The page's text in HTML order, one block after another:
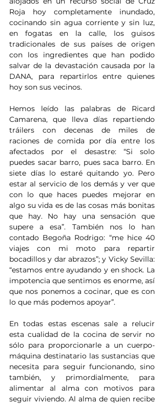
Roja hoy completamente inundado,
cocinando sin agua corriente y sin luz,
en fogatas en la calle, los guisos
tradicionales de sus países de origen
con los ingredientes que han podido
salvar de la devastación causada por la
DANA, para repartirlos entre quienes
hoy son sus vecinos.
Hemos leído las palabras de Ricard
Camarena, que lleva días repartiendo
tráilers con decenas de miles de
raciones de comida por día entre los
afectados por el desastre: “Si solo
puedes sacar barro, pues saca barro. En
siete días lo estaré quitando yo. Pero
estar al servicio de los demás y ver que
con lo que haces puedes mejorar en
algo su vida es de las cosas más bonitas
que hay. No hay una sensación que
supere a esa”. También nos lo han
contado Begoña Rodrigo: “me hice 40
viajes con mi moto para repartir
bocadillos y dar abrazos”; y Vicky Sevilla:
“estamos entre ayudando y en shock. La
impotencia que sentimos es enorme, así
que nos ponemos a cocinar, que es con
lo que más podemos apoyar”.
En todas estas escenas sale a relucir
esta cualidad de la cocina de servir no
sólo para proporcionarle a un cuerpo-
máquina destinatario las sustancias que
necesita para seguir funcionando, sino
también, y primordialmente, para
alimentar al alma con motivos para
seguir viviendo. Al alma de quien recibe